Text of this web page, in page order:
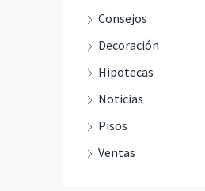
Consejos
Decoración
Hipotecas
Noticias
Pisos
Ventas